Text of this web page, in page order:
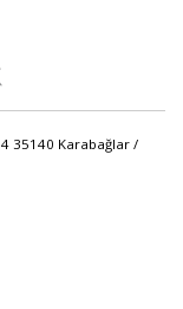
35140 Karabağlar /